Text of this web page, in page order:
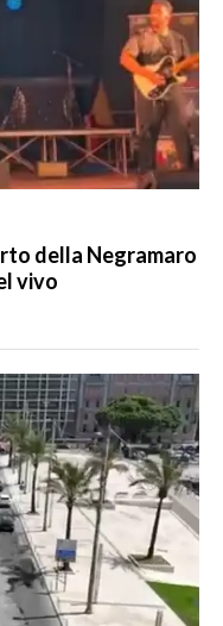
della Negramaro
vivo